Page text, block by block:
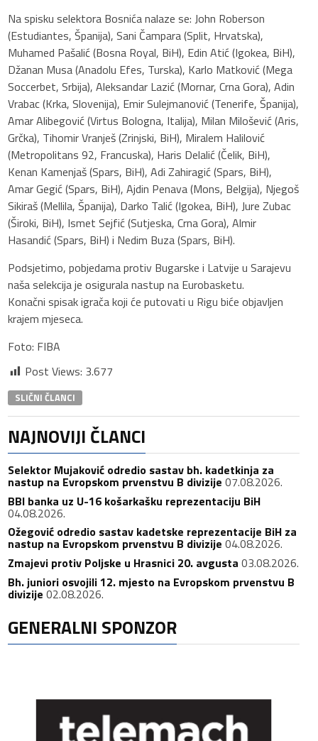
Na spisku selektora Bosnića nalaze se: John Roberson
(Estudiantes, Španija), Sani Čampara (Split, Hrvatska),
Muhamed Pašalić (Bosna Royal, BiH), Edin Atić (Igokea, BiH),
Džanan Musa (Anadolu Efes, Turska), Karlo Matković (Mega
Soccerbet, Srbija), Aleksandar Lazić (Mornar, Crna Gora), Adin
Vrabac (Krka, Slovenija), Emir Sulejmanović (Tenerife, Španija),
Amar Alibegović (Virtus Bologna, Italija), Milan Milošević (Aris,
Grčka), Tihomir Vranješ (Zrinjski, BiH), Miralem Halilović
(Metropolitans 92, Francuska), Haris Delalić (Čelik, BiH),
Kenan Kamenjaš (Spars, BiH), Adi Zahiragić (Spars, BiH),
Amar Gegić (Spars, BiH), Ajdin Penava (Mons, Belgija), Njegoš
Sikiraš (Mellila, Španija), Darko Talić (Igokea, BiH), Jure Zubac
(Široki, BiH), Ismet Sejfić (Sutjeska, Crna Gora), Almir
Hasandić (Spars, BiH) i Nedim Buza (Spars, BiH).
Podsjetimo, pobjedama protiv Bugarske i Latvije u Sarajevu
naša selekcija je osigurala nastup na Eurobasketu.
Konačni spisak igrača koji će putovati u Rigu biće objavljen
krajem mjeseca.
Foto: FIBA
Post Views: 3.677
SLIČNI ČLANCI
NAJNOVIJI ČLANCI
Selektor Mujaković odredio sastav bh. kadetkinja za
nastup na Evropskom prvenstvu B divizije 07.08.2026.
BBI banka uz U-16 košarkašku reprezentaciju BiH
04.08.2026.
Ožegović odredio sastav kadetske reprezentacije BiH za
nastup na Evropskom prvenstvu B divizije 04.08.2026.
Zmajevi protiv Poljske u Hrasnici 20. avgusta 03.08.2026.
Bh. juniori osvojili 12. mjesto na Evropskom prvenstvu B
divizije 02.08.2026.
GENERALNI SPONZOR